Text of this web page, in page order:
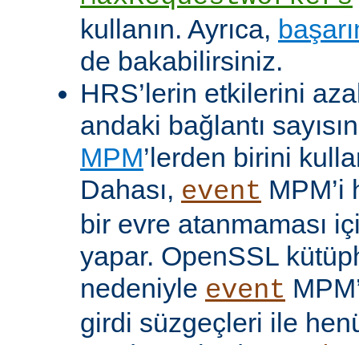
kullanın. Ayrıca,
de bakabilirsiniz.
HRS’lerin etkilerini
andaki bağlantı
MPM’lerden birini
Dahası, event MPM’i
bir evre atanmaması
yapar. OpenSSL
nedeniyle event
girdi süzgeçleri ile